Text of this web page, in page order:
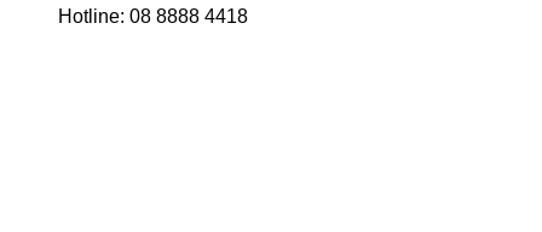
Hotline: 08 8888 4418